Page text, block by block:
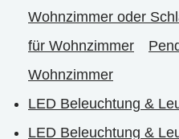
Wohnzimmer oder
für Wohnzimmer
Wohnzimmer
LED Beleuchtung &
LED Beleuchtung &